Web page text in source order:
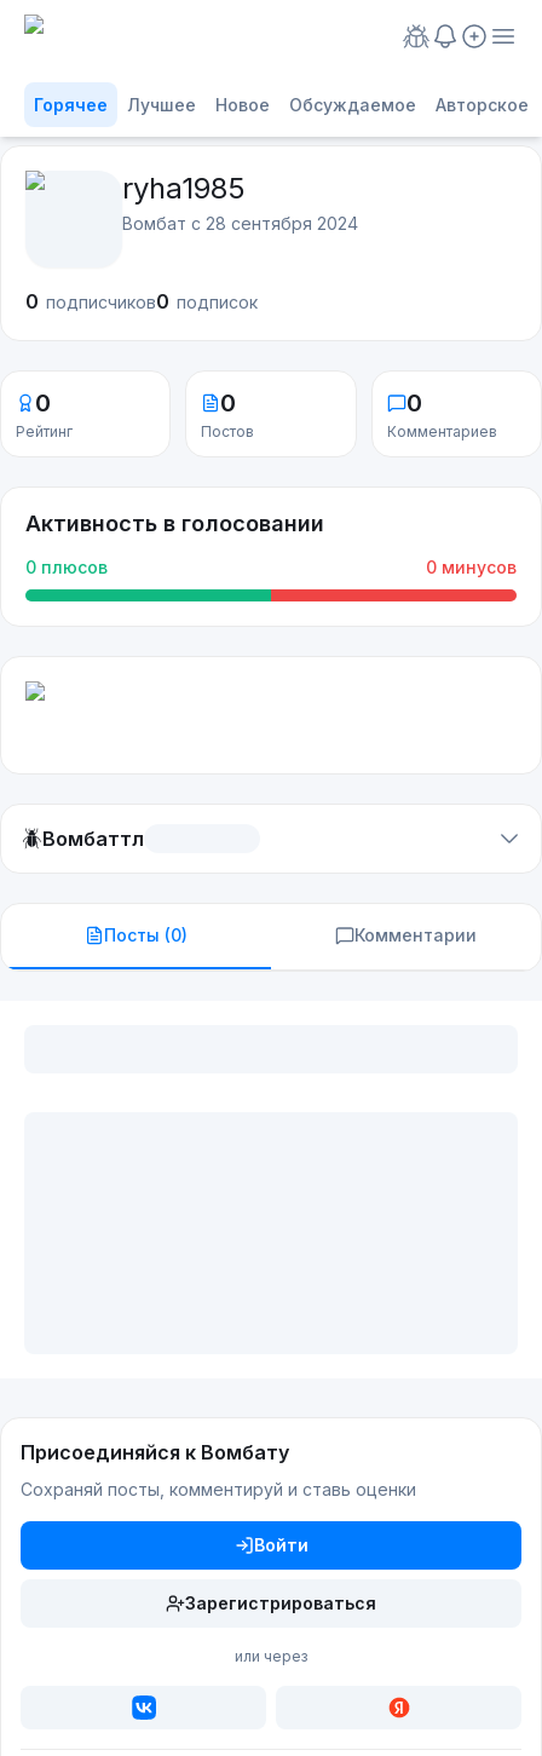
Горячее Лучшее Новое Обсуждаемое Авторское
ryha1985
Вомбат с 28 сентября 2024
0 подписчиков0 подписок
0
Рейтинг
0
Постов
0
Комментариев
Активность в голосовании
0 плюсов 0 минусов
🪲Вомбаттл
Посты (0) Комментарии
Присоединяйся к Вомбату
Сохраняй посты, комментируй и ставь оценки
Войти
Зарегистрироваться
или через